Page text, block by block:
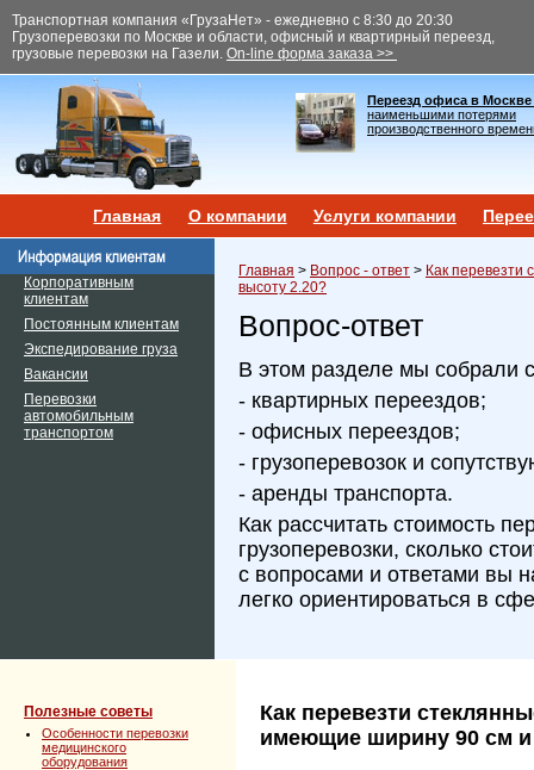
Транспортная компания «ГрузаНет» - ежедневно с 8:30 до 20:30
Грузоперевозки по Москве и области, офисный и квартирный переезд,
грузовые перевозки на Газели. On-line форма заказа >>
Переезд офиса в Москве
наименьшими потерями
производственного
Главная О компании Услуги компании
Корпоративным
клиентам
Постоянным клиентам
Экспедирование груза
Вакансии
Перевозки
автомобильным
транспортом
Главная > Вопрос - ответ > Как
высоту 2.20?
Вопрос-ответ
В этом разделе мы собрали
- квартирных переездов;
- офисных переездов;
- грузоперевозок и
- аренды транспорта.
Как рассчитать стоимость
грузоперевозки, сколько
с вопросами и ответами вы
легко ориентироваться в
Полезные советы
Особенности перевозки
медицинского
оборудования
Как перевезти
имеющие ширину 90 см и